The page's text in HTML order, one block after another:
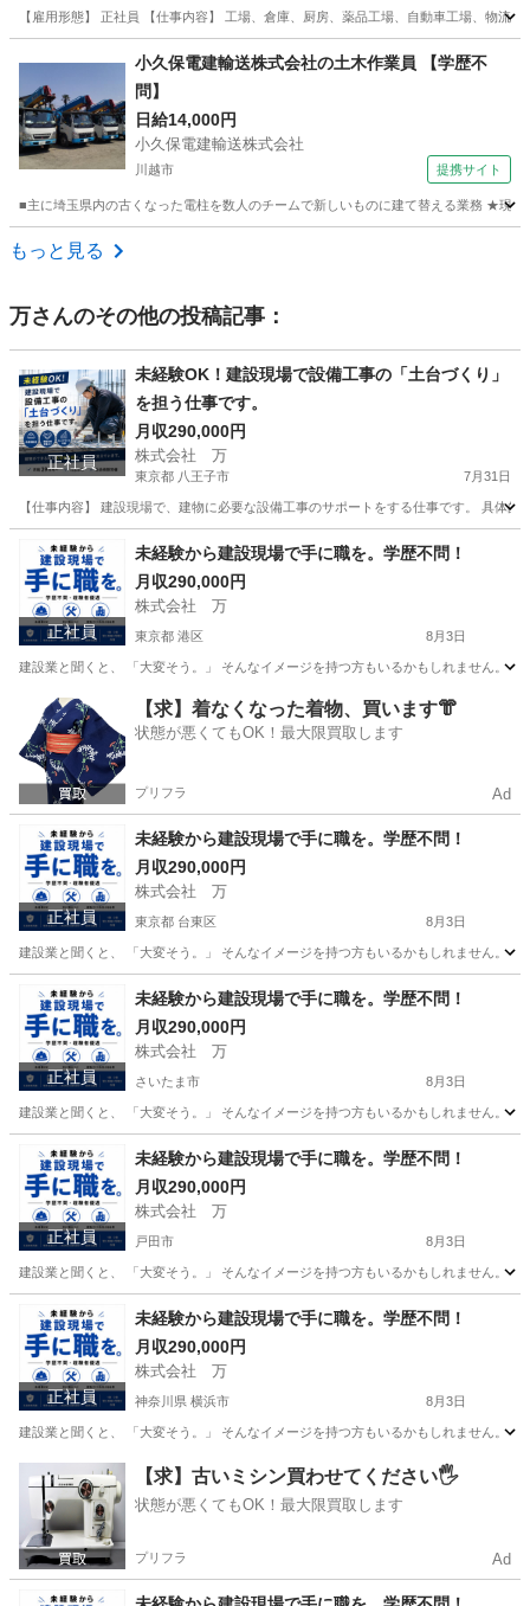
【雇用形態】 正社員 【仕事内容】 工場、倉庫、厨房、薬品工場、自動車工場、物流
その他
小久保電建輸送株式会社の土木作業員 【学歴不
問】
日給14,000円
小久保電建輸送株式会社
川越市 提携サイト
■主に埼玉県内の古くなった電柱を数人のチームで新しいものに建て替える業務 ★現
埼玉 川越市
もっと見る
万さんのその他の投稿記事：
正社員
未経験OK！建設現場で設備工事の「土台づくり」
を担う仕事です。
月収290,000円
株式会社 万
東京都 八王子市 7月31日
【仕事内容】 建設現場で、建物に必要な設備工事のサポートをする仕事です。 具体
東京 八王子市 その他
正社員
未経験から建設現場で手に職を。学歴不問！
月収290,000円
株式会社 万
東京都 港区 8月3日
建設業と聞くと、 「大変そう。」 そんなイメージを持つ方もいるかもしれません。
東京 港区 その他
【求】着なくなった着物、買います👘
状態が悪くてもOK！最大限買取します
プリフラ Ad
正社員
未経験から建設現場で手に職を。学歴不問！
月収290,000円
株式会社 万
東京都 台東区 8月3日
建設業と聞くと、 「大変そう。」 そんなイメージを持つ方もいるかもしれません。
東京 台東区 その他 未経験
正社員
未経験から建設現場で手に職を。学歴不問！
月収290,000円
株式会社 万
さいたま市 8月3日
建設業と聞くと、 「大変そう。」 そんなイメージを持つ方もいるかもしれません。
埼玉 さいたま市 その他 未経験
正社員
未経験から建設現場で手に職を。学歴不問！
月収290,000円
株式会社 万
戸田市 8月3日
建設業と聞くと、 「大変そう。」 そんなイメージを持つ方もいるかもしれません。
埼玉 戸田市 その他 未経験
正社員
未経験から建設現場で手に職を。学歴不問！
月収290,000円
株式会社 万
神奈川県 横浜市 8月3日
建設業と聞くと、 「大変そう。」 そんなイメージを持つ方もいるかもしれません。
神奈川 横浜市 その他 未経験
【求】古いミシン買わせてください🖐️
状態が悪くてもOK！最大限買取します
プリフラ Ad